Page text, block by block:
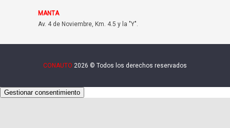
MANTA
Av. 4 de Noviembre, Km. 4.5 y la "Y".
CONAUTO 2026 © Todos los derechos reservados
Gestionar consentimiento